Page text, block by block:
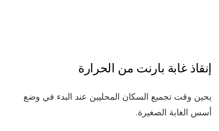
إنقاذ غابة بارنت من الحرارة
يحين وقت تجميع السكان المحليين عند البدء في وضع
أسس الغابة الصغيرة.